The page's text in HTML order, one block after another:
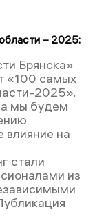
– 2025:
Брянска»
«100 самых
2025».
мы будем
влияние на
стали
из